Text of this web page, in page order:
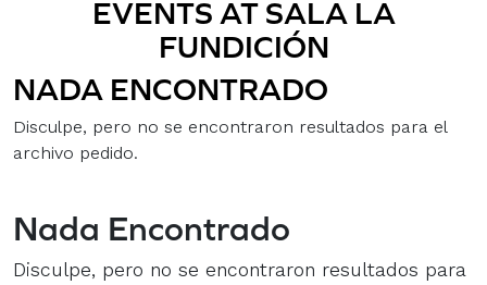
EVENTS AT SALA LA
FUNDICIÓN
NADA ENCONTRADO
Disculpe, pero no se encontraron resultados para el
archivo pedido.
Nada Encontrado
Disculpe, pero no se encontraron resultados para